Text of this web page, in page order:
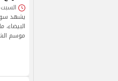
السبت 22/نوفمبر/2025 - 02:15 م
يشهد
موسم